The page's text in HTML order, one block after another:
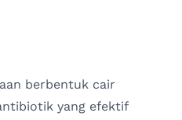
berbentuk cair
yang efektif